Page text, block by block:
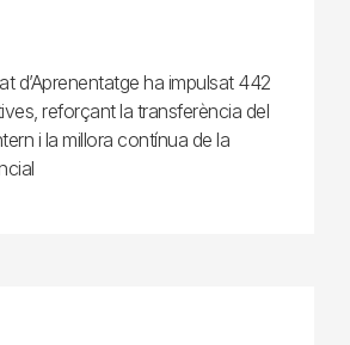
d’Aprenentatge ha impulsat 442
reforçant la transferència del
i la millora contínua de la